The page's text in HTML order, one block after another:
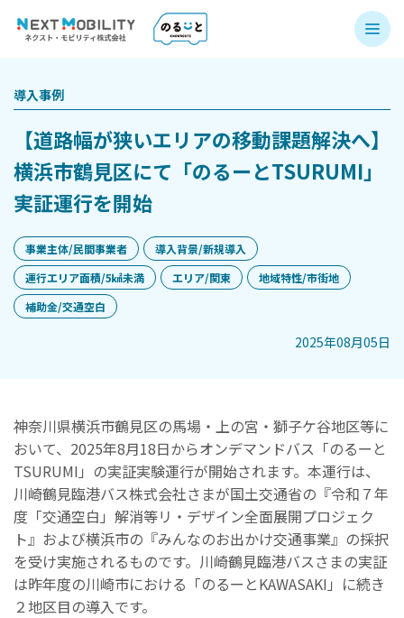
導入事例
【道路幅が狭いエリアの移動課題解決へ】
横浜市鶴見区にて「のるーとTSURUMI」
実証運行を開始
事業主体/民間事業者
導入背景/新規導入
運行エリア面積/5㎢未満
エリア/関東
地域特性/市街地
補助金/交通空白
2025年08月05日
神奈川県横浜市鶴見区の馬場・上の宮・獅子ケ谷地区等に
おいて、2025年8月18日からオンデマンドバス「のるーと
TSURUMI」の実証実験運行が開始されます。本運行は、
川崎鶴見臨港バス株式会社さまが国土交通省の『令和７年
度「交通空白」解消等リ・デザイン全面展開プロジェク
ト』および横浜市の『みんなのお出かけ交通事業』の採択
を受け実施されるものです。川崎鶴見臨港バスさまの実証
は昨年度の川崎市における「のるーとKAWASAKI」に続き
２地区目の導入です。